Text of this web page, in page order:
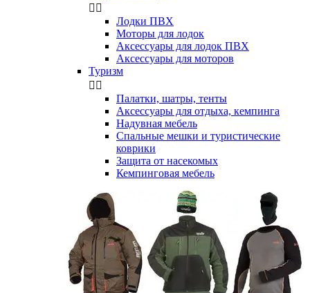
 
Лодки ПВХ
Моторы для лодок
Аксессуары для лодок ПВХ
Аксессуары для моторов
Туризм
 
Палатки, шатры, тенты
Аксессуары для отдыха, кемпинга
Надувная мебель
Спальные мешки и туристические
коврики
Защита от насекомых
Кемпинговая мебель